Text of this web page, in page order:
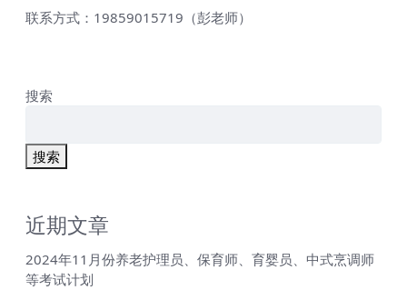
联系方式：19859015719（彭老师）
搜索
搜索
近期文章
2024年11月份养老护理员、保育师、育婴员、中式烹调师
等考试计划